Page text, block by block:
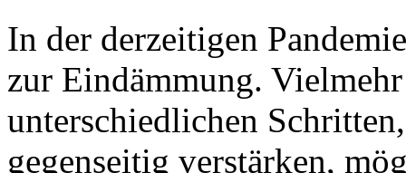
In der derzeitigen
zur Eindämmung.
unterschiedlichen
gegenseitig verstärken,